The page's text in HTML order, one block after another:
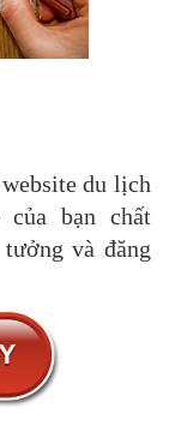
du lịch
của bạn chất
và đăng